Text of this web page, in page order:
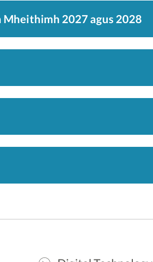
2027 agus 2028